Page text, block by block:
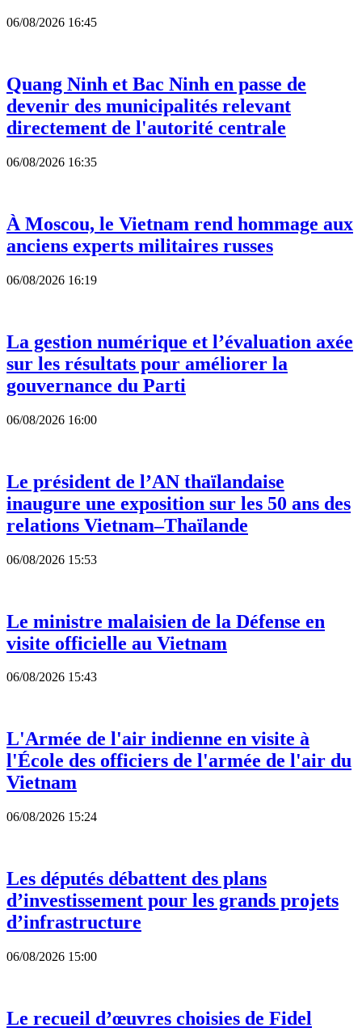
06/08/2026 16:45
Quang Ninh et Bac Ninh en passe de
devenir des municipalités relevant
directement de l'autorité centrale
06/08/2026 16:35
À Moscou, le Vietnam rend hommage aux
anciens experts militaires russes
06/08/2026 16:19
La gestion numérique et l’évaluation axée
sur les résultats pour améliorer la
gouvernance du Parti
06/08/2026 16:00
Le président de l’AN thaïlandaise
inaugure une exposition sur les 50 ans des
relations Vietnam–Thaïlande
06/08/2026 15:53
Le ministre malaisien de la Défense en
visite officielle au Vietnam
06/08/2026 15:43
L'Armée de l'air indienne en visite à
l'École des officiers de l'armée de l'air du
Vietnam
06/08/2026 15:24
Les députés débattent des plans
d’investissement pour les grands projets
d’infrastructure
06/08/2026 15:00
Le recueil d’œuvres choisies de Fidel